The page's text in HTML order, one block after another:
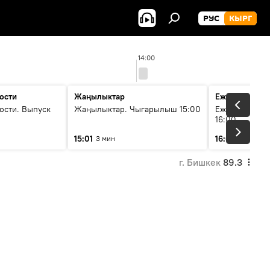
РУС КЫРГ
14:00
Выпуск
Жаңылыктар
Жаңылыктар. Чыгарылыш 15:00
15:01 3 мин
Ежедневные
Ежедневные
16:00
16:01
3 мин
г. Бишкек 89.3